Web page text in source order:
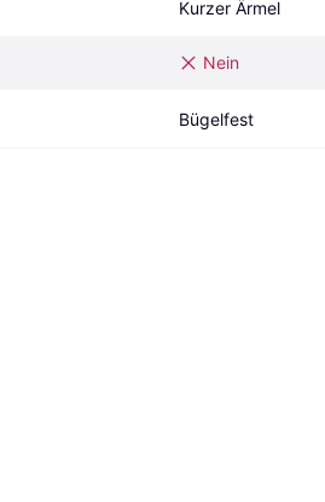
Kurzer Ärmel
Nein
Bügelfest